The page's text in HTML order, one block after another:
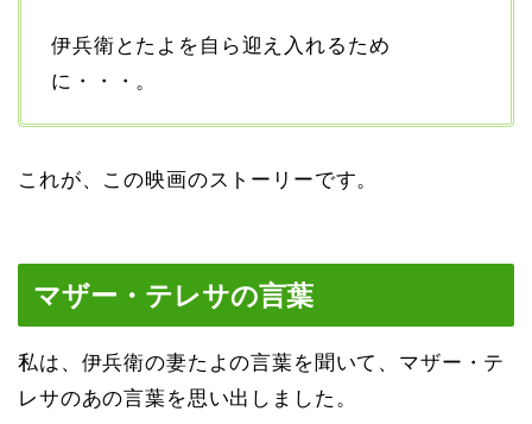
伊兵衛とたよを自ら迎え入れるため
に・・・。
これが、この映画のストーリーです。
マザー・テレサの言葉
私は、伊兵衛の妻たよの言葉を聞いて、マザー・テ
レサのあの言葉を思い出しました。